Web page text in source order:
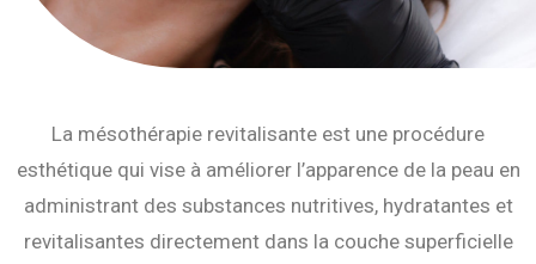
La mésothérapie revitalisante est une procédure
esthétique qui vise à améliorer l’apparence de la peau en
administrant des substances nutritives, hydratantes et
revitalisantes directement dans la couche superficielle